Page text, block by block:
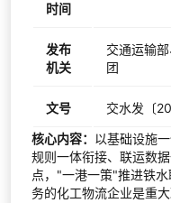
时间
发布
机关
交通运输
团
文号
交水发〔
核心内容： 以基础设施
规则一体衔接、联运数
点，"一港一策"推进铁
务的化工物流企业是重大